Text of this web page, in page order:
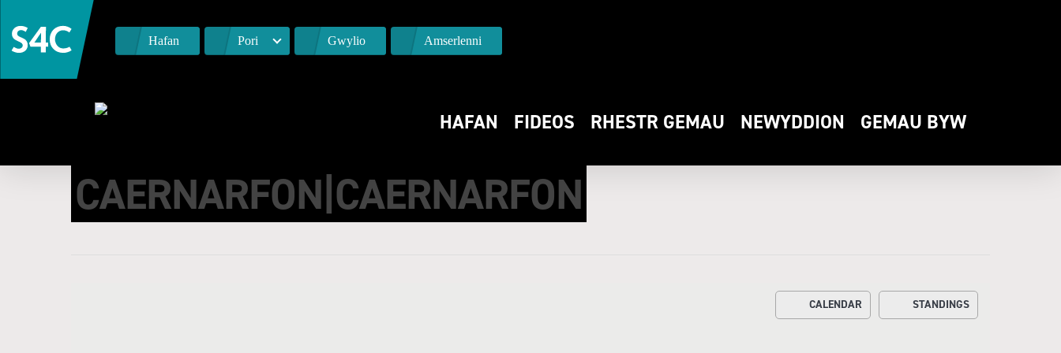
Hafan Pori Gwylio Amserlenni
HAFAN FIDEOS RHESTR GEMAU NEWYDDION GEMAU BYW
PEN-Y-BONT|PEN-Y-BONT VS
CAERNARFON|CAERNARFON
CALENDAR STANDINGS